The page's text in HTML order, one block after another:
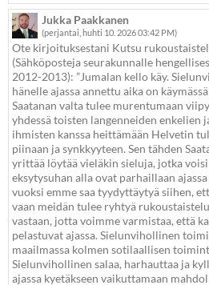
Jukka Paakkanen
(perjantai, huhti 10. 2026 03:42 PM)
Ote kirjoituksestani Kutsu
(Sähköposteja seurakunnalle
2012-2013): ”Jumalan kello käy.
hänelle ajassa annettu aika on
Saatanan valta tulee murentumaan
yhdessä toisten langenneiden enkelien
ihmisten kanssa heittämään Helvetin
piinaan ja synkkyyteen. Sen tähden
yrittää löytää vieläkin sieluja, jotka voisi
eksytysuhan alla ovat parhaillaan
vuoksi emme saa tyydyttäytyä siihen,
vaan meidän tulee ryhtyä
vastaan, jotta voimme varmistaa, että
pelastuvat ajassa. Sielunvihollinen
maailmassa kolmen sotilaallisen
Sielunvihollinen salaa, harhauttaa ja
ajassa kyetäkseen vaikuttamaan